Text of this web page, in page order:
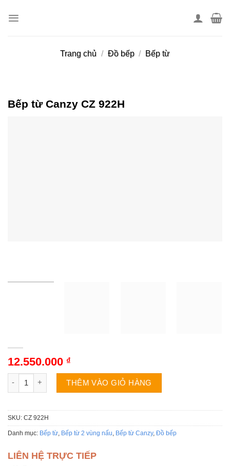
Trang chủ / Đồ bếp / Bếp từ
Bếp từ Canzy CZ 922H
12.550.000 ₫
Bếp từ Canzy CZ 922H số lượng
THÊM VÀO GIỎ HÀNG
SKU: CZ 922H
Danh mục: Bếp từ, Bếp từ 2 vùng nấu, Bếp từ Canzy, Đồ bếp
LIÊN HỆ TRỰC TIẾP